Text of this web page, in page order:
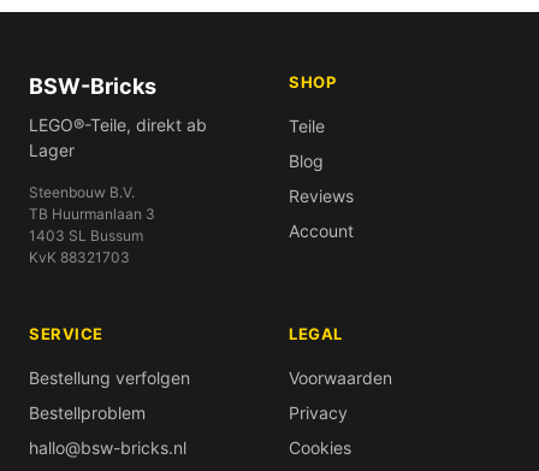
BSW-Bricks
LEGO®-Teile, direkt ab
Lager
Steenbouw B.V.
TB Huurmanlaan 3
1403 SL Bussum
KvK 88321703
SHOP
Teile
Blog
Reviews
Account
SERVICE
Bestellung verfolgen
Bestellproblem
hallo@bsw-bricks.nl
LEGAL
Voorwaarden
Privacy
Cookies